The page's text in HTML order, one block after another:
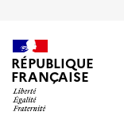
RÉPUBLIQUE
FRANÇAISE